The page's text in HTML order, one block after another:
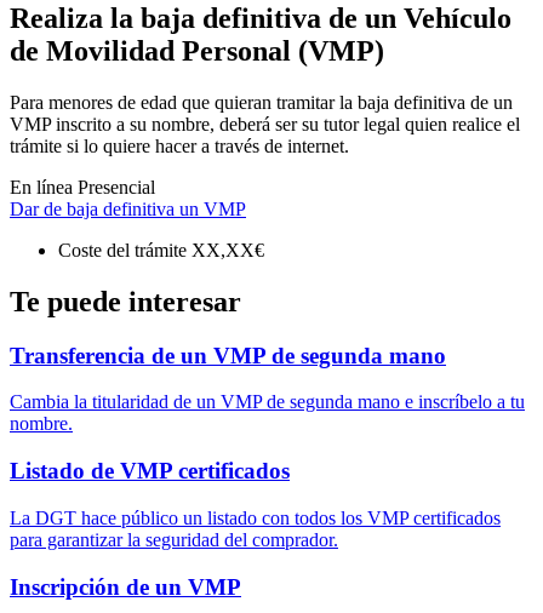
Realiza la baja definitiva de un Vehículo
de Movilidad Personal (VMP)
Para menores de edad que quieran tramitar la baja definitiva de un
VMP inscrito a su nombre, deberá ser su tutor legal quien realice el
trámite si lo quiere hacer a través de internet.
En línea Presencial
Dar de baja definitiva un VMP
Coste del trámite XX,XX€
Te puede interesar
Transferencia de un VMP de segunda mano
Cambia la titularidad de un VMP de segunda mano e inscríbelo a tu
nombre.
Listado de VMP certificados
La DGT hace público un listado con todos los VMP certificados
para garantizar la seguridad del comprador.
Inscripción de un VMP